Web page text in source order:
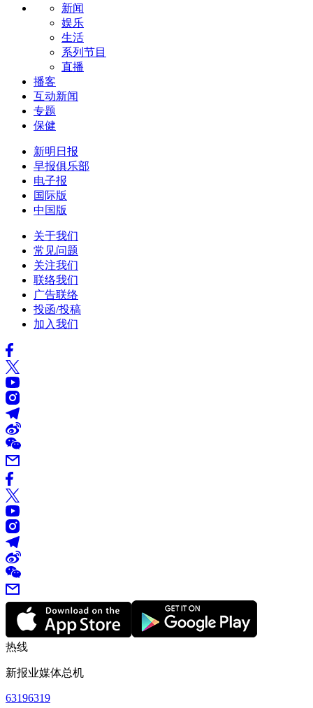
新闻
娱乐
生活
系列节目
直播
播客
互动新闻
专题
保健
新明日报
早报俱乐部
电子报
国际版
中国版
关于我们
常见问题
关注我们
联络我们
广告联络
投函/投稿
加入我们
热线
新报业媒体总机
63196319